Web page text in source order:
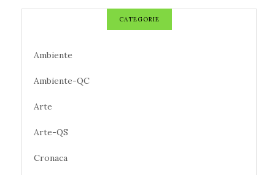
CATEGORIE
Ambiente
Ambiente-QC
Arte
Arte-QS
Cronaca